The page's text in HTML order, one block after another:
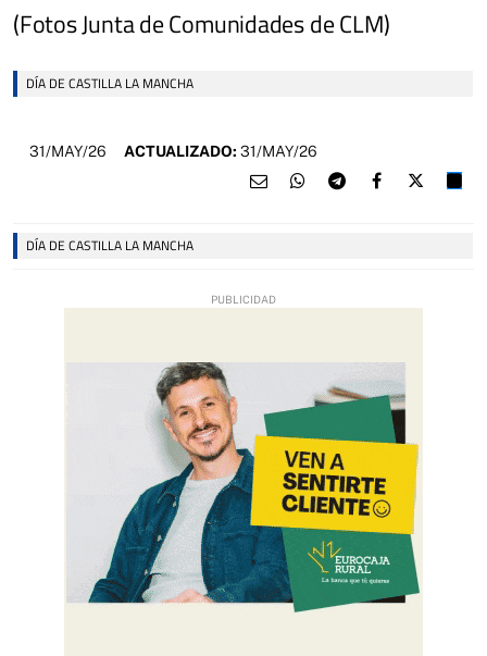
(Fotos Junta de Comunidades de CLM)
DÍA DE CASTILLA LA MANCHA
31/MAY/26 ACTUALIZADO: 31/MAY/26
DÍA DE CASTILLA LA MANCHA